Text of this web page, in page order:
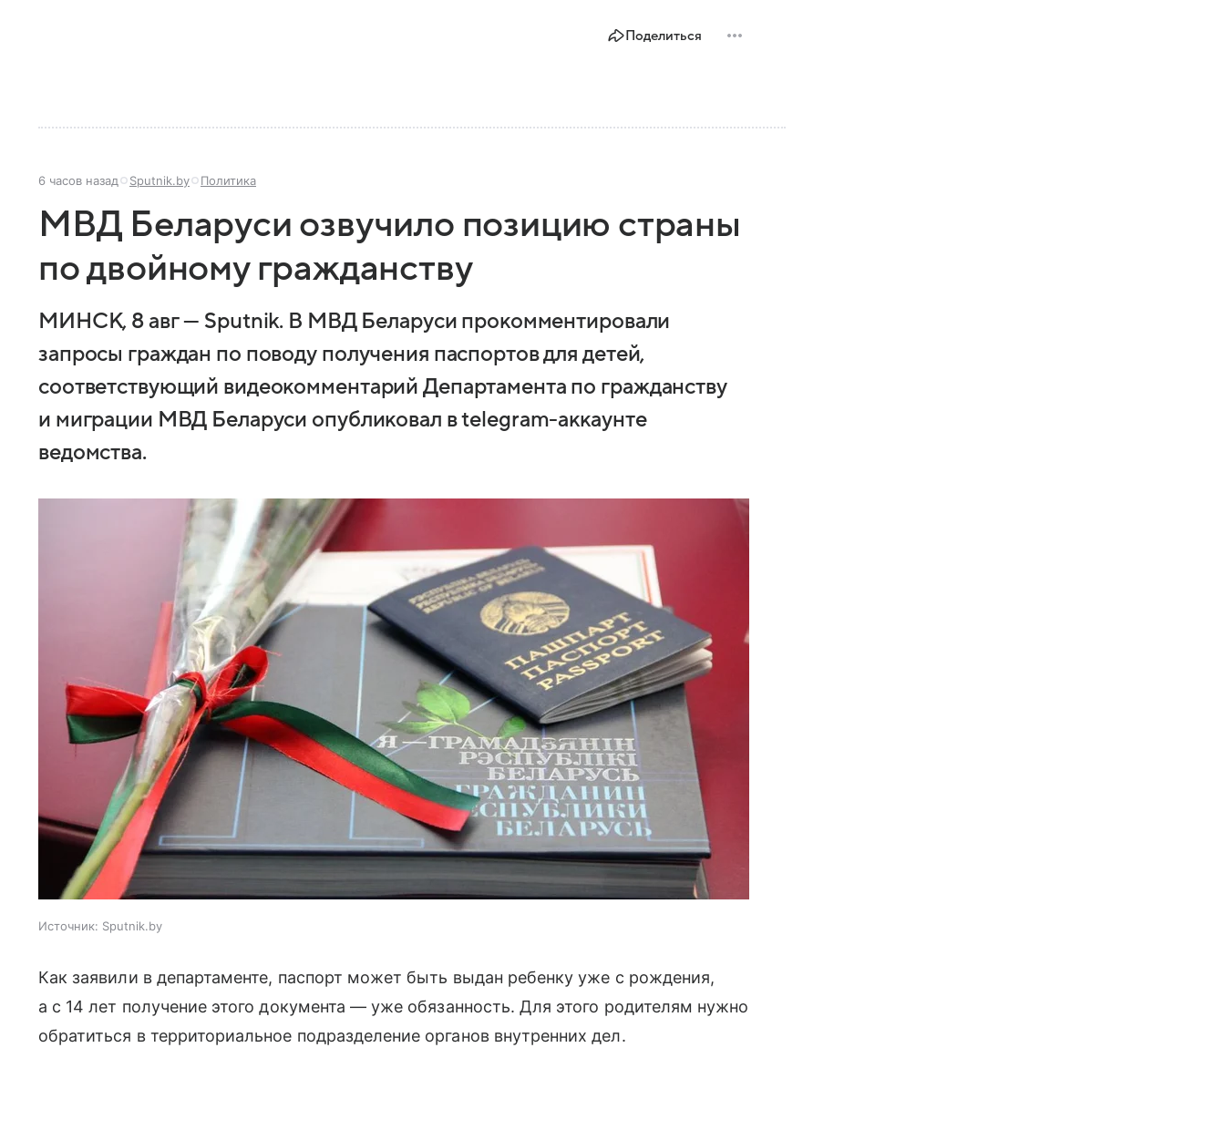
Поделиться
6 часов назад Sputnik.by Политика
МВД Беларуси озвучило позицию страны
по двойному гражданству
МИНСК, 8 авг — Sputnik. В МВД Беларуси прокомментировали
запросы граждан по поводу получения паспортов для детей,
соответствующий видеокомментарий Департамента по гражданству
и миграции МВД Беларуси опубликовал в telegram-аккаунте
ведомства.
Источник: Sputnik.by
Как заявили в департаменте, паспорт может быть выдан ребенку уже с рождения,
а с 14 лет получение этого документа — уже обязанность. Для этого родителям нужно
обратиться в территориальное подразделение органов внутренних дел.